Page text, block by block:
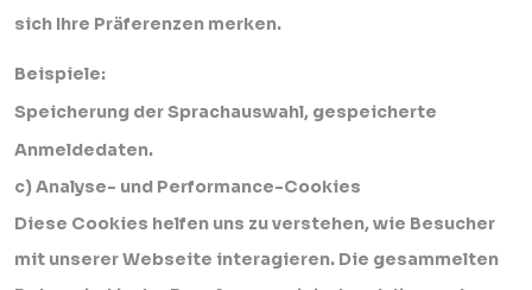
sich Ihre Präferenzen merken.
Beispiele:
Speicherung der Sprachauswahl, gespeicherte
Anmeldedaten.
c) Analyse- und Performance-Cookies
Diese Cookies helfen uns zu verstehen, wie Besucher
mit unserer Webseite interagieren. Die gesammelten